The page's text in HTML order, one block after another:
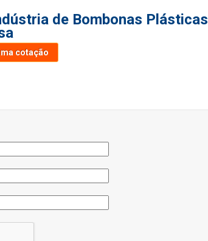
de Bombonas Plásticas
cotação